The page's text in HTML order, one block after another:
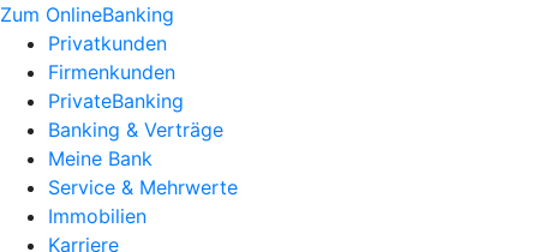
Zum OnlineBanking
Privatkunden
Firmenkunden
PrivateBanking
Banking & Verträge
Meine Bank
Service & Mehrwerte
Immobilien
Karriere